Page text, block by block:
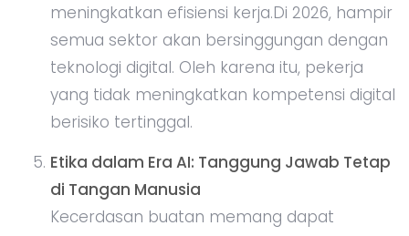
meningkatkan efisiensi kerja.Di 2026, hampir
semua sektor akan bersinggungan dengan
teknologi digital. Oleh karena itu, pekerja
yang tidak meningkatkan kompetensi digital
berisiko tertinggal.
Etika dalam Era AI: Tanggung Jawab Tetap
di Tangan Manusia
Kecerdasan buatan memang dapat